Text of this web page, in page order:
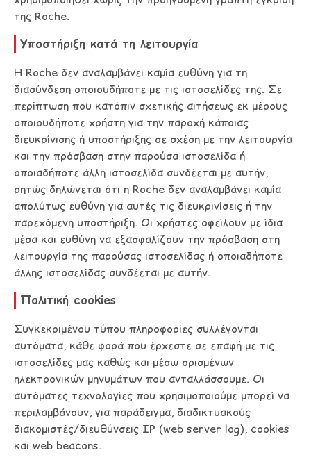
της Roche.
Υποστήριξη κατά τη λειτουργία
Η Roche δεν αναλαμβάνει καμία ευθύνη για τη
διασύνδεση οποιουδήποτε με τις ιστοσελίδες της. Σε
περίπτωση που κατόπιν σχετικής αιτήσεως εκ μέρους
οποιουδήποτε χρήστη για την παροχή κάποιας
διευκρίνισης ή υποστήριξης σε σχέση με την λειτουργία
και την πρόσβαση στην παρούσα ιστοσελίδα ή
οποιαδήποτε άλλη ιστοσελίδα συνδέεται με αυτήν,
ρητώς δηλώνεται ότι η Roche δεν αναλαμβάνει καμία
απολύτως ευθύνη για αυτές τις διευκρινίσεις ή την
παρεχόμενη υποστήριξη. Οι χρήστες οφείλουν με ίδια
μέσα και ευθύνη να εξασφαλίζουν την πρόσβαση στη
λειτουργία της παρούσας ιστοσελίδας ή οποιαδήποτε
άλλης ιστοσελίδας συνδέεται με αυτήν.
Πολιτική cookies
Συγκεκριμένου τύπου πληροφορίες συλλέγονται
αυτόματα, κάθε φορά που έρχεστε σε επαφή με τις
ιστοσελίδες μας καθώς και μέσω ορισμένων
ηλεκτρονικών μηνυμάτων που ανταλλάσσουμε. Οι
αυτόματες τεχνολογίες που χρησιμοποιούμε μπορεί να
περιλαμβάνουν, για παράδειγμα, διαδικτυακούς
διακομιστές/διευθύνσεις ΙΡ (web server log), cookies
και web beacons.